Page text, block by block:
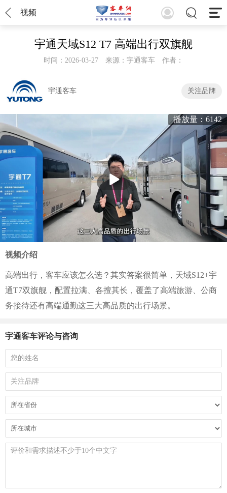
视频
宇通天域S12 T7 高端出行双旗舰
时间：2026-03-27 来源：宇通客车 作者：
宇通客车 关注品牌
播放量：6142
播
放
视频介绍
高端出行，客车应该怎么选？其实答案很简单，天域S12+宇
通T7双旗舰，配置拉满、各擅其长，覆盖了高端旅游、公商
务接待还有高端通勤这三大高品质的出行场景。
宇通客车评论与咨询